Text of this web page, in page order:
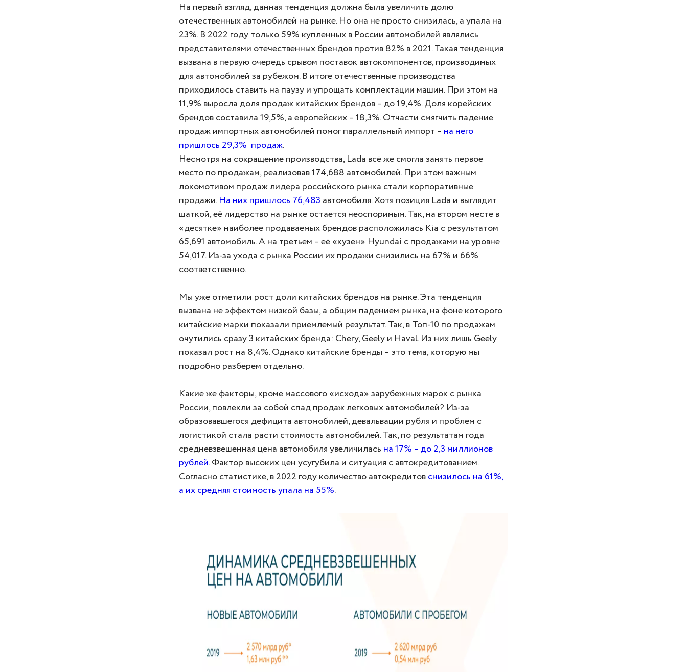
На первый взгляд, данная тенденция должна была увеличить долю
отечественных автомобилей на рынке. Но она не просто снизилась, а упала на
23%. В 2022 году только 59% купленных в России автомобилей являлись
представителями отечественных брендов против 82% в 2021. Такая тенденция
вызвана в первую очередь срывом поставок автокомпонентов, производимых
для автомобилей за рубежом. В итоге отечественные производства
приходилось ставить на паузу и упрощать комплектации машин. При этом на
11,9% выросла доля продаж китайских брендов – до 19,4%. Доля корейских
брендов составила 19,5%, а европейских – 18,3%. Отчасти смягчить падение
продаж импортных автомобилей помог параллельный импорт – на него
пришлось 29,3% продаж.
Несмотря на сокращение производства, Lada всё же смогла занять первое
место по продажам, реализовав 174,688 автомобилей. При этом важным
локомотивом продаж лидера российского рынка стали корпоративные
продажи.На них пришлось 76,483 автомобиля. Хотя позиция Lada и выглядит
шаткой, её лидерство на рынке остается неоспоримым. Так, на втором месте в
«десятке» наиболее продаваемых брендов расположилась Kia с результатом
65,691 автомобиль. А на третьем – её «кузен» Hyundai с продажами на уровне
54,017. Из-за ухода с рынка России их продажи снизились на 67% и 66%
соответственно.
Мы уже отметили рост доли китайских брендов на рынке. Эта тенденция
вызвана не эффектом низкой базы, а общим падением рынка, на фоне которого
китайские марки показали приемлемый результат. Так, в Топ-10 по продажам
очутились сразу 3 китайских бренда: Chery, Geely и Haval. Из них лишь Geely
показал рост на 8,4%. Однако китайские бренды – это тема, которую мы
подробно разберем отдельно.
Какие же факторы, кроме массового «исхода» зарубежных марок с рынка
России, повлекли за собой спад продаж легковых автомобилей? Из-за
образовавшегося дефицита автомобилей, девальвации рубля и проблем с
логистикой стала расти стоимость автомобилей. Так, по результатам года
средневзвешенная цена автомобиля увеличилась на 17% – до 2,3 миллионов
рублей. Фактор высоких цен усугубила и ситуация с автокредитованием.
Согласно статистике, в 2022 году количество автокредитовснизилось на 61%,
а их средняя стоимость упала на 55%.